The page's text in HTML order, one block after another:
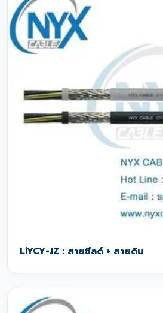
LiYCY-JZ : สายชีลด์ + สายดิน